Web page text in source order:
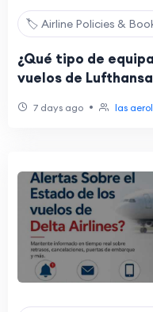
🏷️ Airline Policies &
¿Qué tipo de
vuelos de
7 days ago • las